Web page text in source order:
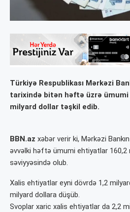
Türkiyə Respublikası Mərkəzi
tarixində bitən həftə üzrə ümumi
milyard dollar təşkil edib.
BBN.az xəbər verir ki, Mərkəzi
əvvəlki həftə ümumi ehtiyatlar 160,2
səviyyəsində olub.
Xalis ehtiyatlar eyni dövrdə 1,2
milyard dollara düşüb.
Svoplar xaric xalis ehtiyatlar da 2,2